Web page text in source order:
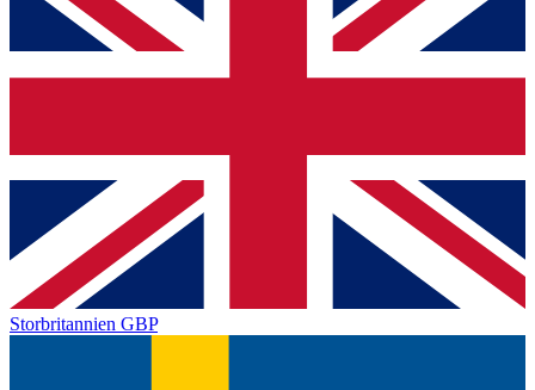
Storbritannien GBP